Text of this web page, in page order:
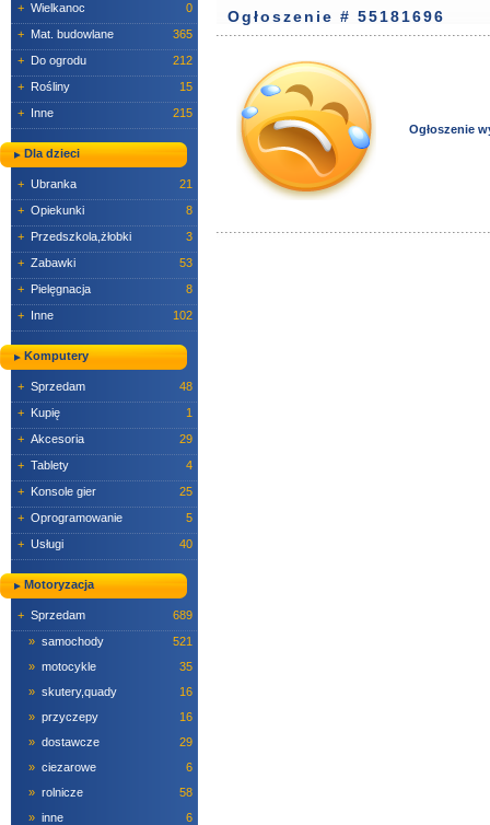
+ Wielkanoc
0
+ Mat. budowlane
365
+ Do ogrodu
212
+ Rośliny
15
+ Inne 215
Dla dzieci
+ Ubranka
21
+ Opiekunki
8
+ Przedszkola,żłobki
3
+ Zabawki
53
+ Pielęgnacja
8
+ Inne 102
Komputery
+ Sprzedam
48
+ Kupię
1
+ Akcesoria
29
+ Tablety
4
+ Konsole gier
25
+ Oprogramowanie
5
+ Usługi 40
Motoryzacja
+ Sprzedam
689
» samochody
521
» motocykle
35
» skutery,quady
16
» przyczepy
16
» dostawcze
29
» ciezarowe
6
» rolnicze
58
» inne
6
Ogłoszenie # 55181696
Ogłoszenie